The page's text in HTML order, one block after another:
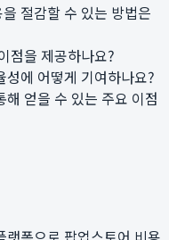
절감할 수 있는 방법은
점을 제공하나요?
에 어떻게 기여하나요?
얻을 수 있는 주요 이점